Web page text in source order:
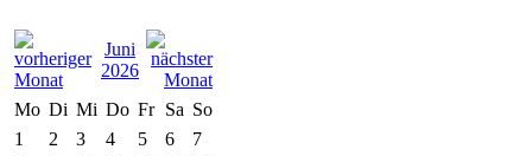
Juni
2026
Mo Di Mi Do Fr Sa So
1
2 3 4 5 6
7